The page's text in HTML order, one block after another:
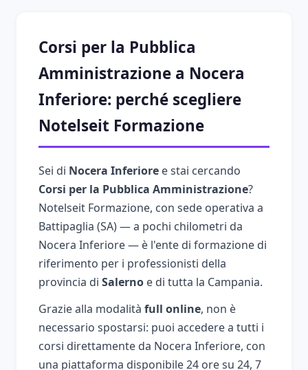
Corsi per la Pubblica
Amministrazione a Nocera
Inferiore: perché scegliere
Notelseit Formazione
Sei di Nocera Inferiore e stai cercando
Corsi per la Pubblica Amministrazione?
Notelseit Formazione, con sede operativa a
Battipaglia (SA) — a pochi chilometri da
Nocera Inferiore — è l'ente di formazione di
riferimento per i professionisti della
provincia di Salerno e di tutta la Campania.
Grazie alla modalità full online, non è
necessario spostarsi: puoi accedere a tutti i
corsi direttamente da Nocera Inferiore, con
una piattaforma disponibile 24 ore su 24, 7